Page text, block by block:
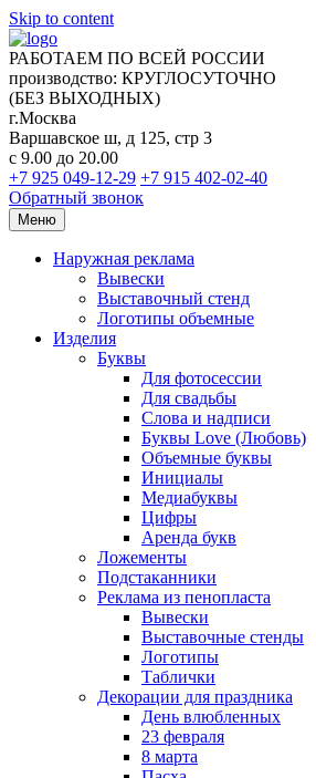
Skip to content
РАБОТАЕМ ПО ВСЕЙ РОССИИ
производство: КРУГЛОСУТОЧНО
(БЕЗ ВЫХОДНЫХ)
г.Москва
Варшавское ш, д 125, стр 3
с 9.00 до 20.00
+7 925 049-12-29 +7 915 402-02-40
Обратный звонок
Меню
Наружная реклама
Вывески
Выставочный стенд
Логотипы объемные
Изделия
Буквы
Для фотосессии
Для свадьбы
Слова и надписи
Буквы Love (Любовь)
Объемные буквы
Инициалы
Медиабуквы
Цифры
Аренда букв
Ложементы
Подстаканники
Реклама из пенопласта
Вывески
Выставочные стенды
Логотипы
Таблички
Декорации для праздника
День влюбленных
23 февраля
8 марта